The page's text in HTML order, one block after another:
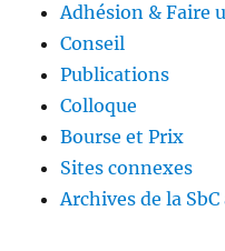
Adhésion & Faire
Conseil
Publications
Colloque
Bourse et Prix
Sites connexes
Archives de la